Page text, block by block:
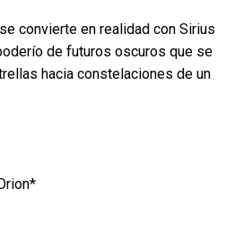
convierte en realidad con Sirius
de futuros oscuros que se
hacia constelaciones de un